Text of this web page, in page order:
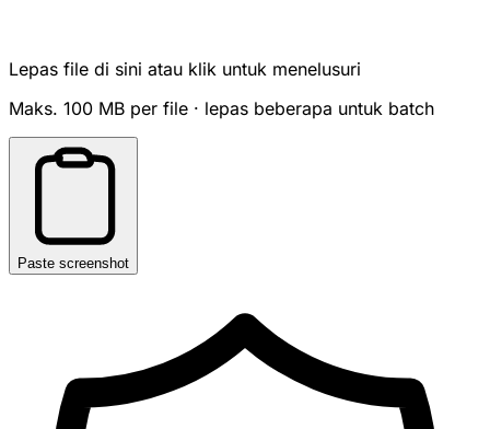
Lepas file di sini atau klik untuk menelusuri
Maks. 100 MB per file · lepas beberapa untuk batch
Paste screenshot